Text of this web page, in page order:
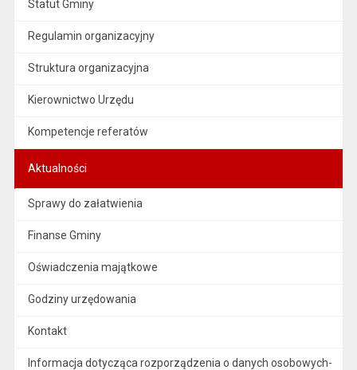
Statut Gminy
Regulamin organizacyjny
Struktura organizacyjna
Kierownictwo Urzędu
Kompetencje referatów
Aktualności
Sprawy do załatwienia
Finanse Gminy
Oświadczenia majątkowe
Godziny urzędowania
Kontakt
Informacja dotycząca rozporządzenia o danych osobowych-